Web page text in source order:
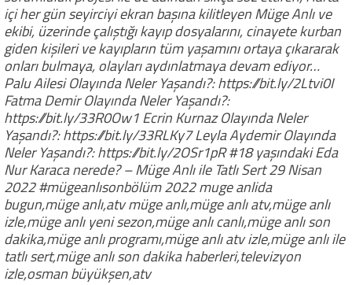
içi her gün seyirciyi ekran başına kilitleyen Müge Anlı ve
ekibi, üzerinde çalıştığı kayıp dosyalarını, cinayete kurban
giden kişileri ve kayıpların tüm yaşamını ortaya çıkararak
onları bulmaya, olayları aydınlatmaya devam ediyor…
Palu Ailesi Olayında Neler Yaşandı?: https://bit.ly/2Ltvi0I
Fatma Demir Olayında Neler Yaşandı?:
https://bit.ly/33R0Ow1 Ecrin Kurnaz Olayında Neler
Yaşandı?: https://bit.ly/33RLKy7 Leyla Aydemir Olayında
Neler Yaşandı?: https://bit.ly/2OSr1pR #18 yaşındaki Eda
Nur Karaca nerede? – Müge Anlı ile Tatlı Sert 29 Nisan
2022 #mügeanlısonbölüm 2022 muge anlida
bugun,müge anlı,atv müge anlı,müge anlı atv,müge anlı
izle,müge anlı yeni sezon,müge anlı canlı,müge anlı son
dakika,müge anlı programı,müge anlı atv izle,müge anlı ile
tatlı sert,müge anlı son dakika haberleri,televizyon
izle,osman büyükşen,atv